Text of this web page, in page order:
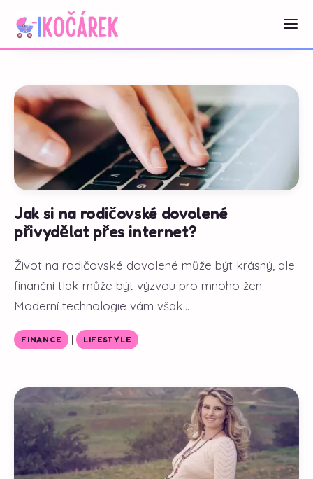
Jak si na rodičovské dovolené
přivydělat přes internet?
Život na rodičovské dovolené může být krásný, ale
finanční tlak může být výzvou pro mnoho žen.
Moderní technologie vám však...
FINANCE | LIFESTYLE